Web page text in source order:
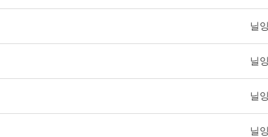
닐
닐
닐
닐